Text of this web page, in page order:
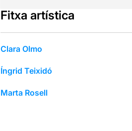
Fitxa artística
Clara Olmo
Íngrid Teixidó
Marta Rosell